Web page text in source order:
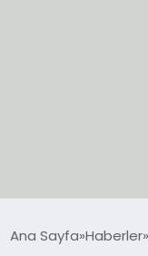
Ana Sayfa Haberler